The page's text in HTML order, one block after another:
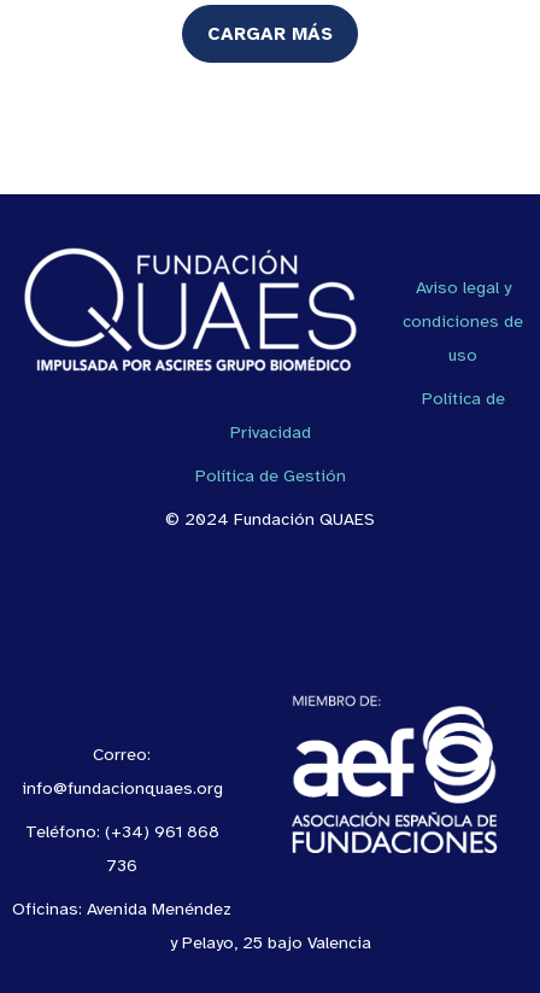
CARGAR MÁS
Aviso legal y
condiciones de
uso
Política de
Privacidad
Política de Gestión
© 2024 Fundación QUAES
Correo:
info@fundacionquaes.org
Teléfono: (+34) 961 868
736
Oficinas: Avenida Menéndez
y Pelayo, 25 bajo Valencia